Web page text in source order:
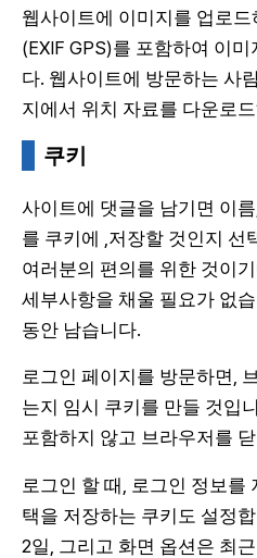
웹사이트에 이미지를 업로
(EXIF GPS)를 포함하여 이
다. 웹사이트에 방문하는 사
지에서 위치 자료를 다운로
쿠키
사이트에 댓글을 남기면 이
를 쿠키에 ,저장할 것인지 선
여러분의 편의를 위한 것이
세부사항을 채울 필요가 없
동안 남습니다.
로그인 페이지를 방문하면,
는지 임시 쿠키를 만들 것입
포함하지 않고 브라우저를
로그인 할 때, 로그인 정보를
택을 저장하는 쿠키도 설정
2일, 그리고 화면 옵션은 최